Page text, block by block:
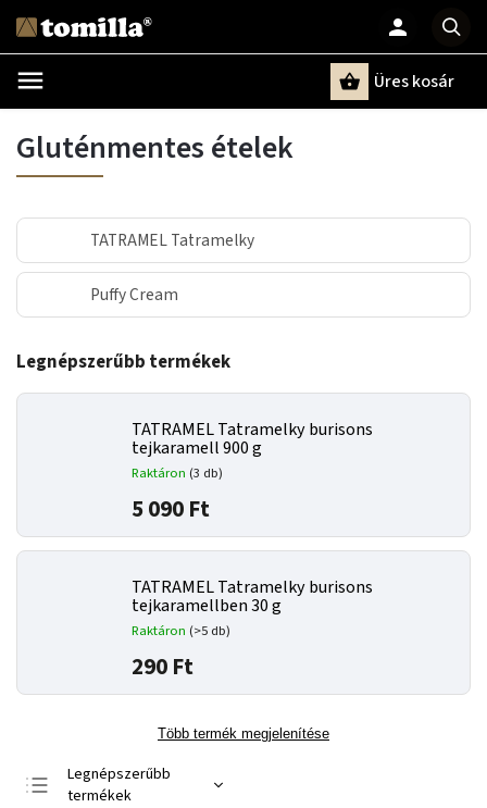
Üres kosár
Gluténmentes ételek
TATRAMEL Tatramelky
Puffy Cream
Legnépszerűbb termékek
TATRAMEL Tatramelky burisons
tejkaramell 900 g
Raktáron (3 db)
5 090 Ft
TATRAMEL Tatramelky burisons
tejkaramellben 30 g
Raktáron (>5 db)
290 Ft
Több termék megjelenítése
Legnépszerűbb
termékek